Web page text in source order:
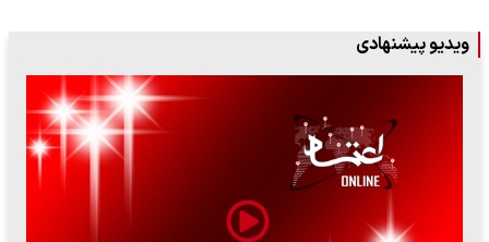
ویدیو پیشنهادی